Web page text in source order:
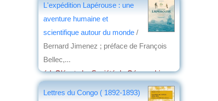
L'expédition Lapérouse : une
aventure humaine et
scientifique autour du monde /
Bernard Jimenez ; préface de François
Bellec,...
éd. Glénat ; La Société de Géographie,
Lettres du Congo ( 1892-1893)